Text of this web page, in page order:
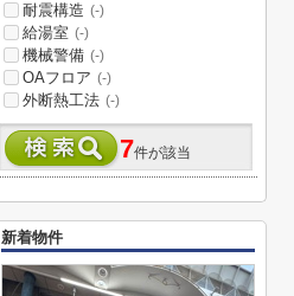
耐震構造 (-)
給湯室 (-)
機械警備 (-)
OAフロア (-)
外断熱工法 (-)
7件が該当
新着物件